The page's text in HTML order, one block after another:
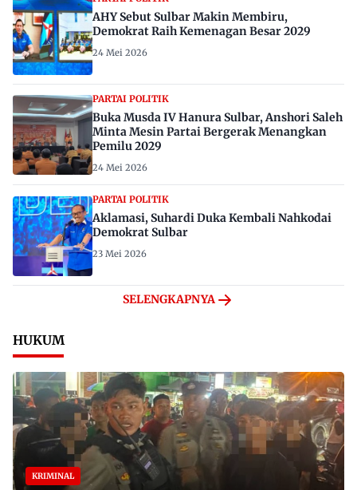
AHY Sebut Sulbar Makin Membiru,
Demokrat Raih Kemenagan Besar 2029
24 Mei 2026
PARTAI POLITIK
Buka Musda IV Hanura Sulbar, Anshori Saleh
Minta Mesin Partai Bergerak Menangkan
Pemilu 2029
24 Mei 2026
PARTAI POLITIK
Aklamasi, Suhardi Duka Kembali Nahkodai
Demokrat Sulbar
23 Mei 2026
SELENGKAPNYA
HUKUM
KRIMINAL